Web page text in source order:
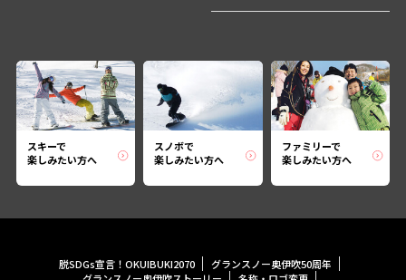
スキーで
楽しみたい方へ
スノボで
楽しみたい方へ
ファミリーで
楽しみたい方へ
脱SDGs宣言！OKUIBUKI2070
グランスノー奥伊吹50周年